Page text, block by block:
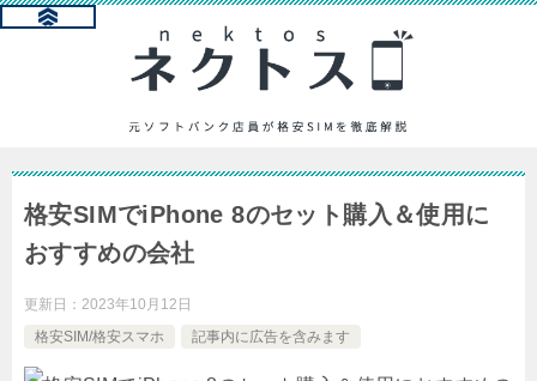
格安SIMでiPhone 8のセット購入＆使用に
おすすめの会社
更新日： 2023年10月12日
格安SIM/格安スマホ
記事内に広告を含みます